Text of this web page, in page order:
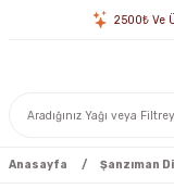
2500₺ Ve
Anasayfa Şanzıman